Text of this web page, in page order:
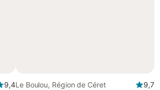
9,4Le Boulou, Région de Céret
9,7